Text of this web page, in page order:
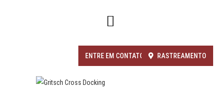
ENTRE EM CONTATO RASTREAMENTO